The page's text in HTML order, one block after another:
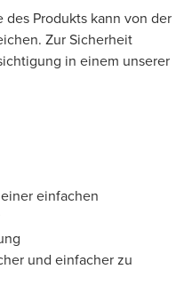
Produkts kann von der
Zur Sicherheit
in einem unserer
einfachen
und einfacher zu